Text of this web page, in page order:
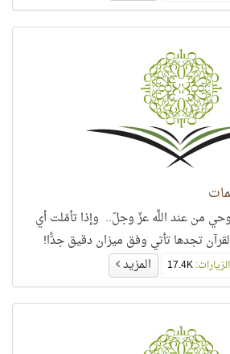
من عند اللَّه عزّ وجلّ.. وإذا تأمّلت أي
تجدها تأتي وفق ميزان دقيق جدًّا!
17.4K المزيد